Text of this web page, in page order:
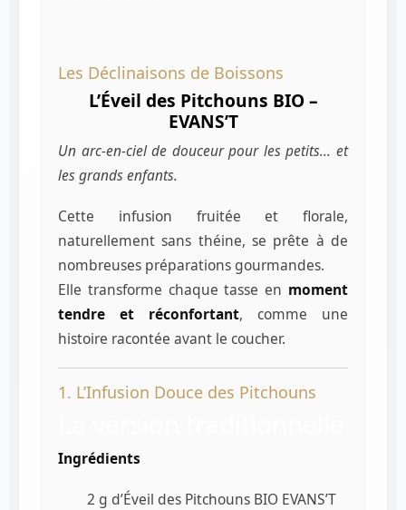
Les Déclinaisons de Boissons
L’Éveil des Pitchouns BIO –
EVANS’T
Un arc-en-ciel de douceur pour les petits… et
les grands enfants.
Cette infusion fruitée et florale,
naturellement sans théine, se prête à de
nombreuses préparations gourmandes.
Elle transforme chaque tasse en moment
tendre et réconfortant, comme une
histoire racontée avant le coucher.
1. L’Infusion Douce des Pitchouns
Ingrédients
2 g d’Éveil des Pitchouns BIO EVANS’T